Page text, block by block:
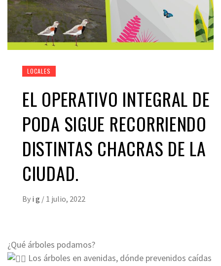
LOCALES
EL OPERATIVO INTEGRAL DE
PODA SIGUE RECORRIENDO
DISTINTAS CHACRAS DE LA
CIUDAD.
By i g / 1 julio, 2022
¿Qué árboles podamos?
Los árboles en avenidas, dónde prevenidos caídas